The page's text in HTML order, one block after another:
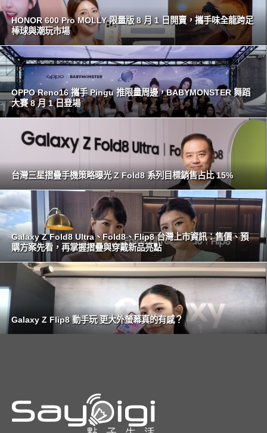
HONOR 600 Pro MOLLY 限量版 8 月 1 日開賣，攜手味全龍跨足
棒球與潮玩市場
OPPO Reno16 攜手 Pingu 推限量周邊，BABYMONSTER 舞蹈
大賽 8 月 1 日登場
台灣三星摺疊手機策略曝光 Z Fold8 系列目標銷售占比 15%
Galaxy Z Fold8 Ultra、Fold8、Flip8 台灣上市資訊：售價、預
購方案先看，再掌握摺疊與穿戴新品亮點
Galaxy Z Flip8 動手玩 更大外螢幕真的有感？